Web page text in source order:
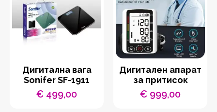
Дигитална вага
Sonifer SF-1911
€ 499,00
Дигитален апарат
за притисок
€ 999,00